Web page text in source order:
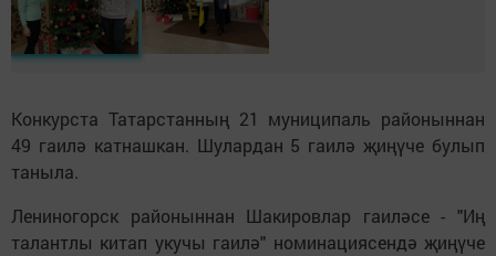
Конкурста Татарстанның 21 муниципаль районыннан
49 гаилә катнашкан. Шулардан 5 гаилә җиңүче булып
таныла.
Лениногорск районыннан Шакировлар гаиләсе - "Иң
талантлы китап укучы гаилә" номинациясендә җиңүче